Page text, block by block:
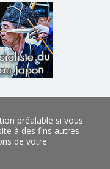
préalable si vous
à des fins autres
de votre